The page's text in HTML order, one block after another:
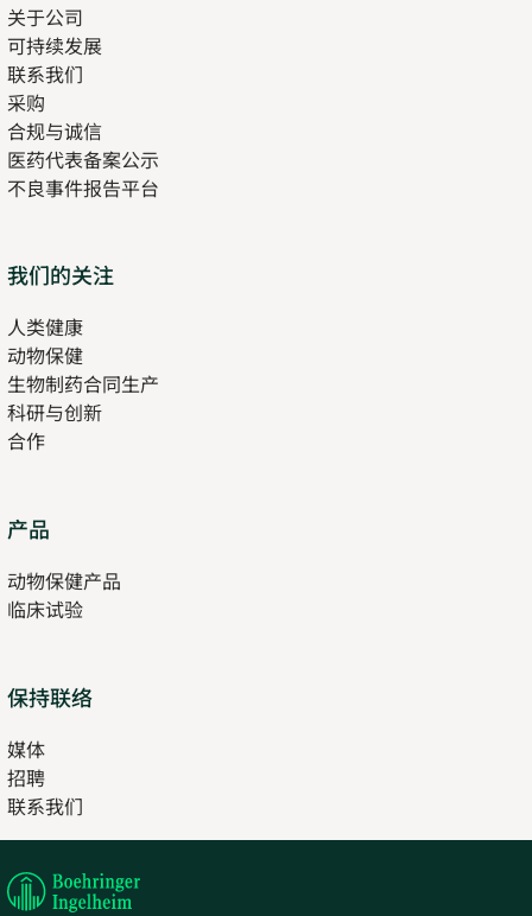
关于公司
可持续发展
联系我们
采购
合规与诚信
医药代表备案公示
不良事件报告平台
我们的关注
人类健康
new
tab
动物保健
生物制药合同生产
科研与创新
合作
产品
new
tab
动物保健产品
临床试验
保持联络
媒体
招聘
in
new
联系我们
in
tab